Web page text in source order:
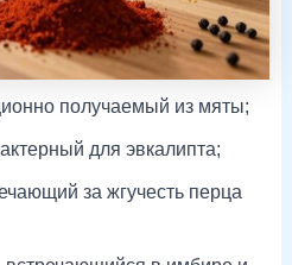
получаемый из мяты;
для эвкалипта;
за жгучесть перца